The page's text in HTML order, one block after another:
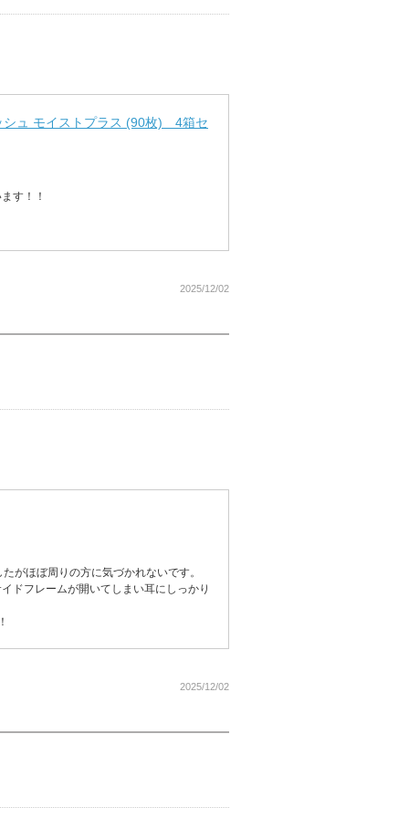
シュ モイストプラス (90枚) 4箱セ
す！！
2025/12/02
がほぼ周りの方に気づかれないです。
ドフレームが開いてしまい耳にしっかり
2025/12/02